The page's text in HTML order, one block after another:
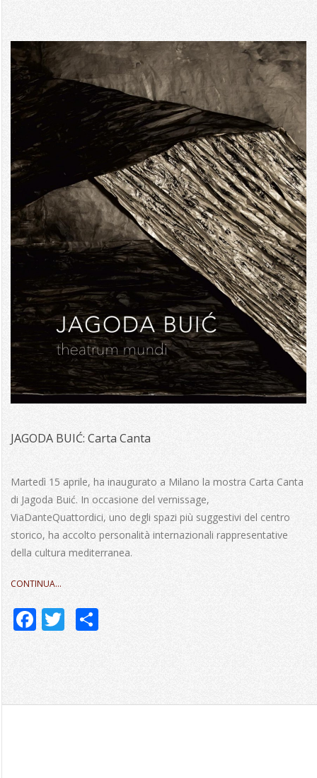
JAGODA BUIĆ: Carta Canta
29
Martedì 15 aprile, ha inaugurato a Milano la mostra Carta Canta
di Jagoda Buić. In occasione del vernissage,
ViaDanteQuattordici, uno degli spazi più suggestivi del centro
storico, ha accolto personalità internazionali rappresentative
della cultura mediterranea.
CONTINUA…
Facebook
Twitter